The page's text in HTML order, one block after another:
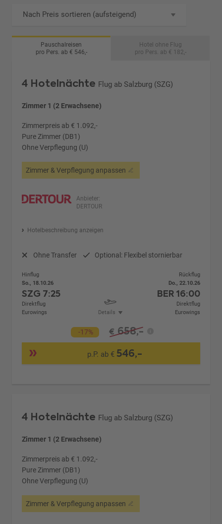
Nach Preis sortieren (aufsteigend)
Pauschalreisen
pro Pers. ab € 546,-
Hotel ohne Flug
pro Pers. ab € 182,-
4 Hotelnächte Flug ab Salzburg (SZG)
Zimmer 1 (2 Erwachsene)
Zimmerpreis ab € 1.092,-
Pure Zimmer (DB1)
Ohne Verpflegung (U)
Zimmer & Verpflegung anpassen
Anbieter:
DERTOUR
Hotelbeschreibung anzeigen
Ohne Transfer Optional: Flexibel stornierbar
Hinflug
So., 18.10.26
SZG 7:25
Direktflug
Eurowings
Details
Rückflug
Do., 22.10.26
BER 16:00
Direktflug
Eurowings
-17% € 658,-
p.P. ab € 546,-
4 Hotelnächte Flug ab Salzburg (SZG)
Zimmer 1 (2 Erwachsene)
Zimmerpreis ab € 1.092,-
Pure Zimmer (DB1)
Ohne Verpflegung (U)
Zimmer & Verpflegung anpassen